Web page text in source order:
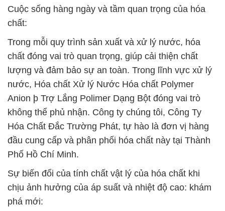
Cuộc sống hàng ngày và tầm quan trọng của hóa
chất:
Trong mỗi quy trình sản xuất và xử lý nước, hóa
chất đóng vai trò quan trọng, giúp cải thiện chất
lượng và đảm bảo sự an toàn. Trong lĩnh vực xử lý
nước, Hóa chất Xử lý Nước Hóa chất Polymer
Anion þ Trợ Lắng Polimer Dạng Bột đóng vai trò
không thể phủ nhận. Công ty chúng tôi, Công Ty
Hóa Chất Đắc Trường Phát, tự hào là đơn vị hàng
đầu cung cấp và phân phối hóa chất này tại Thành
Phố Hồ Chí Minh.
Sự biến đổi của tính chất vật lý của hóa chất khi
chịu ảnh hưởng của áp suất và nhiệt độ cao: khám
phá mới: